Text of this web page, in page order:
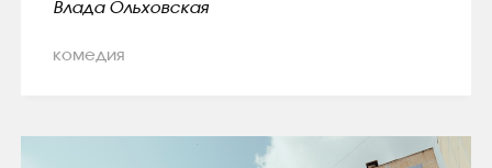
Влада Ольховская
комедия